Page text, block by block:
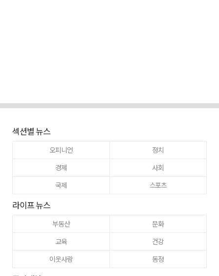
섹션별 뉴스
오피니언
정치
경제
사회
국제
스포츠
라이프 뉴스
부동산
문화
교육
건강
이웃사랑
동정